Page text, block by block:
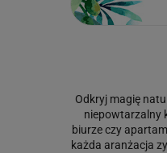
Odkryj magię
niepowtarzalny
biurze czy
każda aranżacja